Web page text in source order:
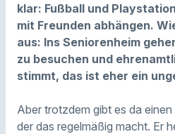
klar: Fußball und
mit Freunden abhängen.
aus: Ins Seniorenheim
zu besuchen und
stimmt, das ist eher ein
Aber trotzdem gibt es da einen
der das regelmäßig macht. Er